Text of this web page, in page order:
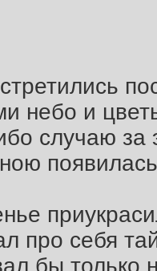
небо и
случаю за
про себя